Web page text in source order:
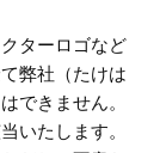
ターロゴなど
弊社（たけは
できません。
いたします。